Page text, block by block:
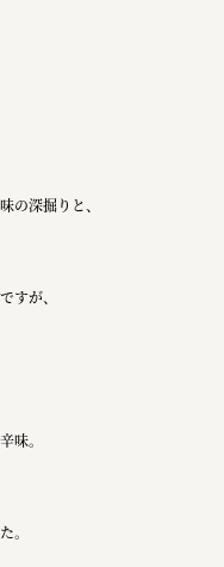
式会社
の深掘りと、
すが、
味。
。